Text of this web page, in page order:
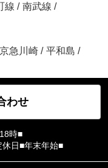
線 / 南武線 /
京急川崎 / 平和島 /
わせ
時■
日■年末年始■